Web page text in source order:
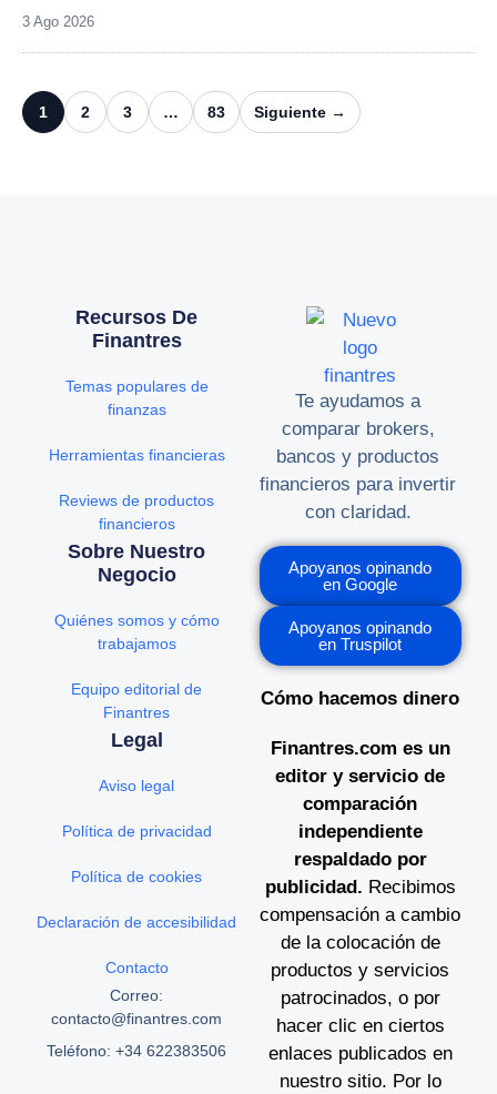
3 Ago 2026
1 2 3 … 83 Siguiente →
Te ayudamos a
comparar brokers,
bancos y productos
financieros para invertir
con claridad.
Apoyanos opinando
en Google
Apoyanos opinando
en Truspilot
Cómo hacemos dinero
Finantres.com es un
editor y servicio de
comparación
independiente
respaldado por
publicidad. Recibimos
compensación a cambio
de la colocación de
productos y servicios
patrocinados, o por
hacer clic en ciertos
enlaces publicados en
nuestro sitio. Por lo
Recursos De
Finantres
Temas populares de
finanzas
Herramientas financieras
Reviews de productos
financieros
Sobre Nuestro
Negocio
Quiénes somos y cómo
trabajamos
Equipo editorial de
Finantres
Legal
Aviso legal
Política de privacidad
Política de cookies
Declaración de accesibilidad
Contacto
Correo:
contacto@finantres.com
Teléfono: +34 622383506